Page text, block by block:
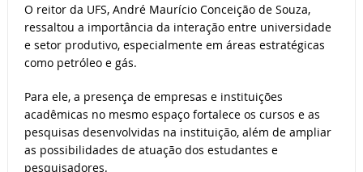
O reitor da UFS, André Maurício Conceição de Souza,
ressaltou a importância da interação entre universidade
e setor produtivo, especialmente em áreas estratégicas
como petróleo e gás.
Para ele, a presença de empresas e instituições
acadêmicas no mesmo espaço fortalece os cursos e as
pesquisas desenvolvidas na instituição, além de ampliar
as possibilidades de atuação dos estudantes e
pesquisadores.